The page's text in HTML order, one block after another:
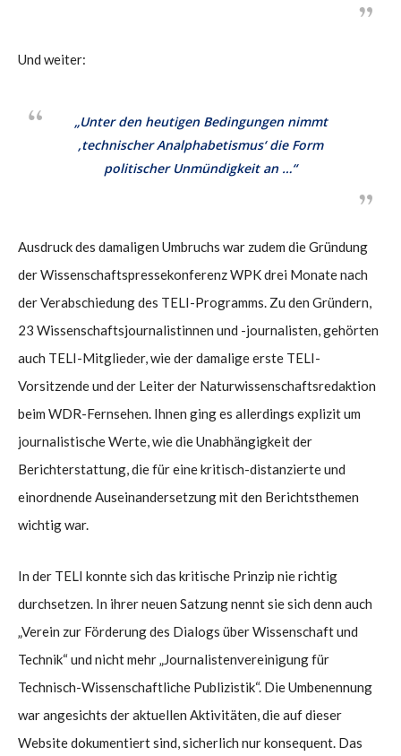
Und weiter:
„Unter den heutigen Bedingungen nimmt
‚technischer Analphabetismus‘ die Form
politischer Unmündigkeit an …“
Ausdruck des damaligen Umbruchs war zudem die Gründung
der Wissenschaftspressekonferenz WPK drei Monate nach
der Verabschiedung des TELI-Programms. Zu den Gründern,
23 Wissenschaftsjournalistinnen und -journalisten, gehörten
auch TELI-Mitglieder, wie der damalige erste TELI-
Vorsitzende und der Leiter der Naturwissenschaftsredaktion
beim WDR-Fernsehen. Ihnen ging es allerdings explizit um
journalistische Werte, wie die Unabhängigkeit der
Berichterstattung, die für eine kritisch-distanzierte und
einordnende Auseinandersetzung mit den Berichtsthemen
wichtig war.
In der TELI konnte sich das kritische Prinzip nie richtig
durchsetzen. In ihrer neuen Satzung nennt sie sich denn auch
„Verein zur Förderung des Dialogs über Wissenschaft und
Technik“ und nicht mehr „Journalistenvereinigung für
Technisch-Wissenschaftliche Publizistik“. Die Umbenennung
war angesichts der aktuellen Aktivitäten, die auf dieser
Website dokumentiert sind, sicherlich nur konsequent. Das